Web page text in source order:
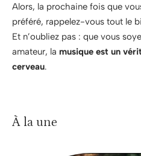
Alors, la prochaine fois que
préféré, rappelez-vous tout le
Et n’oubliez pas : que vous
amateur, la musique est un
cerveau.
À la une